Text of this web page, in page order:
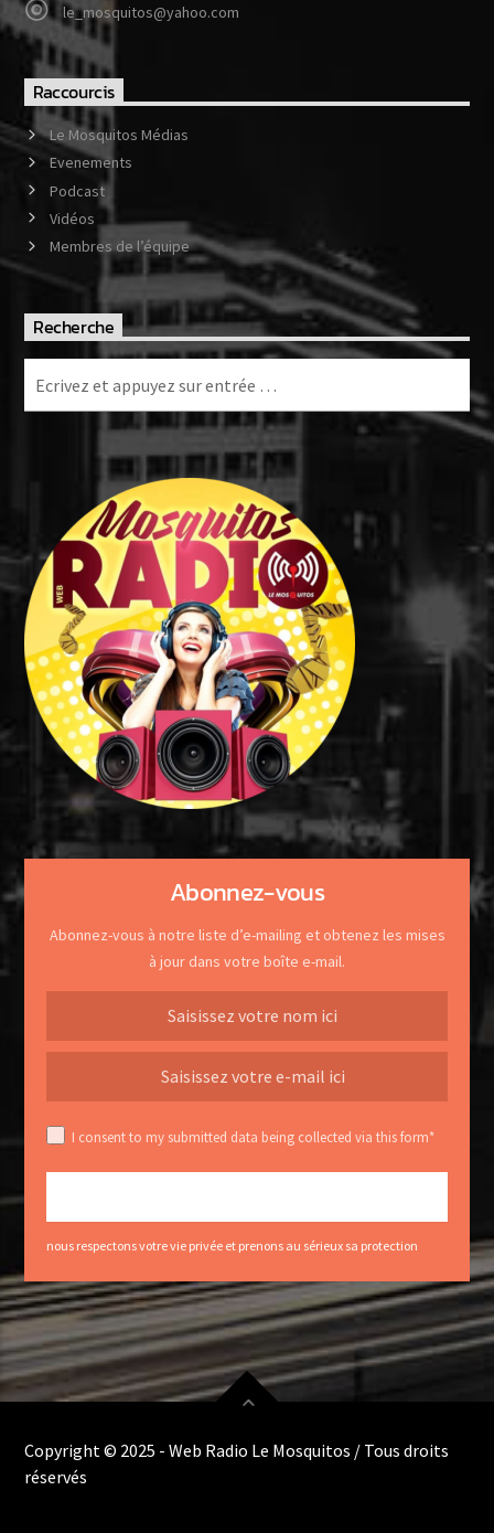
le_mosquitos@yahoo.com
Raccourcis
Le Mosquitos Médias
Evenements
Podcast
Vidéos
Membres de l’équipe
Recherche
Abonnez-vous
Abonnez-vous à notre liste d’e-mailing et obtenez les mises
à jour dans votre boîte e-mail.
I consent to my submitted data being collected via this form*
nous respectons votre vie privée et prenons au sérieux sa protection
Copyright © 2025 - Web Radio Le Mosquitos / Tous droits
réservés